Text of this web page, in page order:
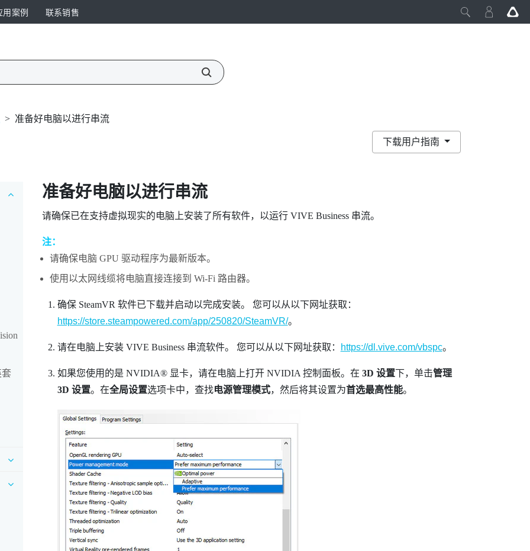
用案例 联系销售
> 准备好电脑以进行串流
下载用户指南
套
准备好电脑以进行串流
请确保已在支持虚拟现实的电脑上安装了所有软件，以运行 VIVE Business 串流。
注：
请确保电脑 GPU 驱动程序为最新版本。
使用以太网线缆将电脑直接连接到 Wi-Fi 路由器。
确保 SteamVR 软件已下载并启动以完成安装。
您可以从以下网址获取：
https://store.steampowered.com/app/250820/SteamVR/。
请在电脑上安装 VIVE Business 串流软件。 您可以从以下网址获取： https://dl.vive.com/vbspc。
如果您使用的是 NVIDIA®显卡，请在电脑上打开 NVIDIA 控制面板。在 3D 设置下，单击管理
3D 设置。在全局设置选项卡中，查找电源管理模式，然后将其设置为首选最高性能。